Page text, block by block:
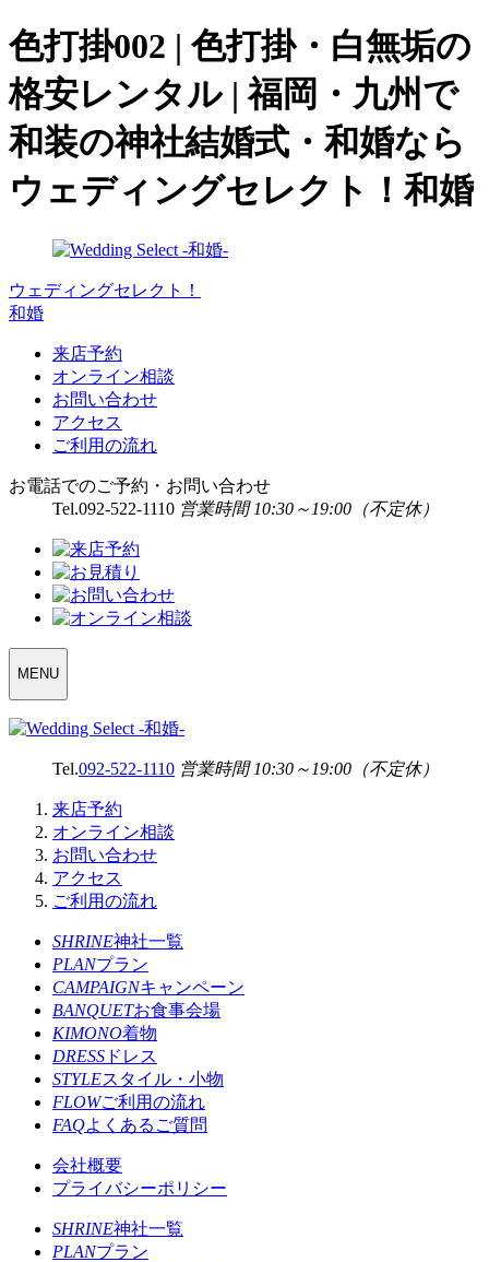
色打掛002 | 色打掛・白無垢の
格安レンタル | 福岡・九州で
和装の神社結婚式・和婚なら
ウェディングセレクト！和婚
ウェディングセレクト！
和婚
来店予約
オンライン相談
お問い合わせ
アクセス
ご利用の流れ
お電話でのご予約・お問い合わせ
Tel.092-522-1110 営業時間 10:30～19:00（不定休）
SELECT
MENU
Tel.092-522-1110 営業時間 10:30～19:00（不定休）
来店予約
オンライン相談
お問い合わせ
アクセス
ご利用の流れ
SHRINE神社一覧
PLANプラン
CAMPAIGNキャンペーン
BANQUETお食事会場
KIMONO着物
DRESS ドレス
STYLEスタイル・小物
FLOWご利用の流れ
FAQよくあるご質問
会社概要
プライバシーポリシー
SHRINE神社一覧
PLANプラン